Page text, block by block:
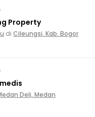
Property
di Cileungsi, Kab. Bogor
Deli, Medan